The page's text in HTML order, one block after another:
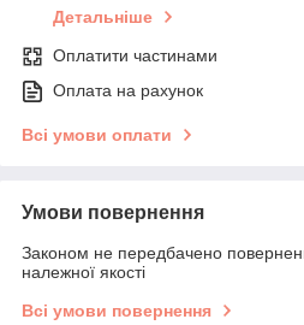
Детальніше
Оплатити частинами
Оплата на рахунок
Всі умови оплати
Умови повернення
Законом не передбачено
належної якості
Всі умови повернення